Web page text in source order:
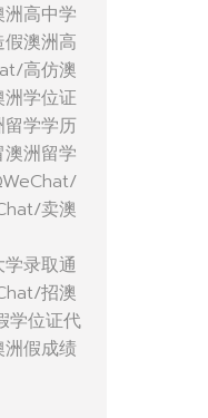
高中学
澳洲高
高仿澳
学位证
学学历
洲留学
卖澳
录取通
招澳
学位证代
假成绩